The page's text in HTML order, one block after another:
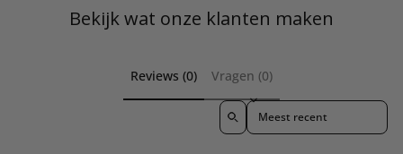
Bekijk wat onze klanten maken
Reviews (0) Vragen (0)
Sort reviews by